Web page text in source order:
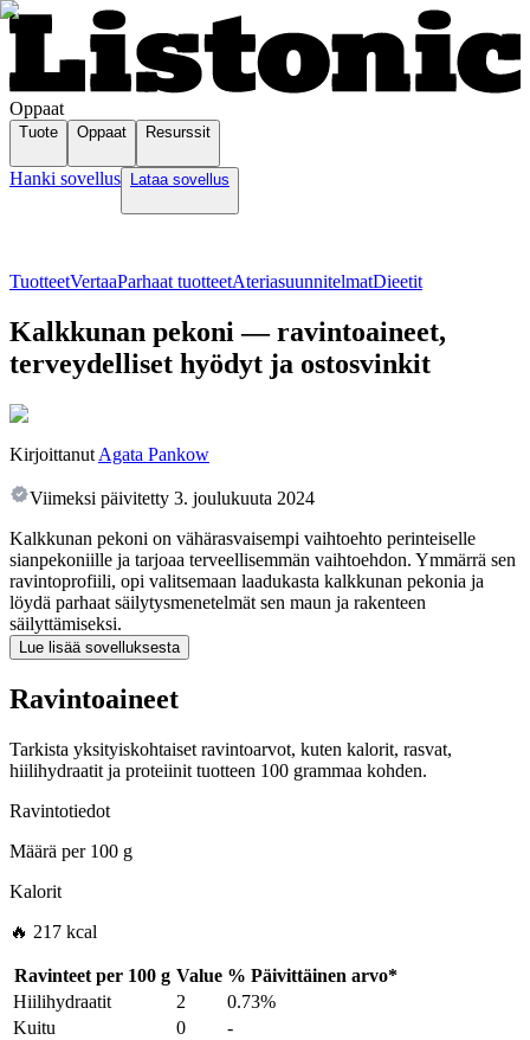
Oppaat
Tuote Oppaat Resurssit
Hanki sovellus Lataa sovellus
TuotteetVertaaParhaat tuotteetAteriasuunnitelmatDieetit
Kalkkunan pekoni — ravintoaineet,
terveydelliset hyödyt ja ostosvinkit
Kirjoittanut Agata Pankow
Viimeksi päivitetty 3. joulukuuta 2024
Kalkkunan pekoni on vähärasvaisempi vaihtoehto perinteiselle
sianpekoniille ja tarjoaa terveellisemmän vaihtoehdon. Ymmärrä sen
ravintoprofiili, opi valitsemaan laadukasta kalkkunan pekonia ja
löydä parhaat säilytysmenetelmät sen maun ja rakenteen
säilyttämiseksi.
Lue lisää sovelluksesta
Ravintoaineet
Tarkista yksityiskohtaiset ravintoarvot, kuten kalorit, rasvat,
hiilihydraatit ja proteiinit tuotteen 100 grammaa kohden.
Ravintotiedot
Määrä per100 g
Kalorit
🔥 217 kcal
Ravinteet per 100 g Value % Päivittäinen arvo*
Hiilihydraatit
2
0.73%
Kuitu
0
-